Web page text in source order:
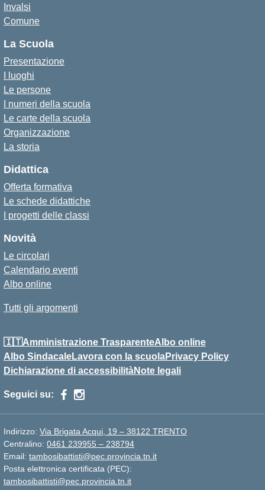
Invalsi
Comune
La Scuola
Presentazione
I luoghi
Le persone
I numeri della scuola
Le carte della scuola
Organizzazione
La storia
Didattica
Offerta formativa
Le schede didattiche
I progetti delle classi
Novità
Le circolari
Calendario eventi
Albo online
Tutti gli argomenti
🇮🇹Amministrazione TrasparenteAlbo online
Albo SindacaleLavora con la scuolaPrivacy Policy
Dichiarazione di accessibilitàNote legali
Seguici su:
Indirizzo: Via Brigata Acqui, 19 – 38122 TRENTO
Centralino: 0461 239955 – 238794
Email: tambosibattisti@pec.provincia.tn.it
Posta elettronica certificata (PEC):
tambosibattisti@pec.provincia.tn.it